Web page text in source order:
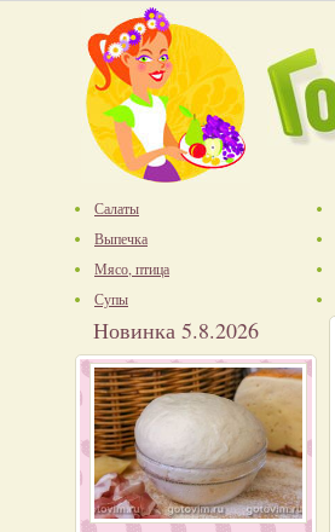
Салаты
Выпечка
Мясо, птица
Супы
Новинка 5.8.2026